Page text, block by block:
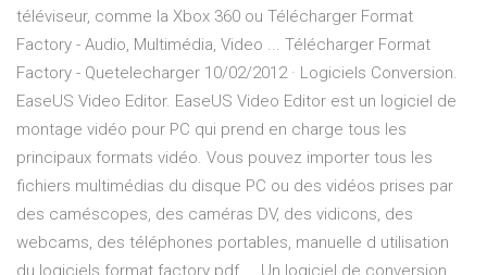
téléviseur, comme la Xbox 360 ou Télécharger Format
Factory - Audio, Multimédia, Video ... Télécharger Format
Factory - Quetelecharger 10/02/2012 · Logiciels Conversion.
EaseUS Video Editor. EaseUS Video Editor est un logiciel de
montage vidéo pour PC qui prend en charge tous les
principaux formats vidéo. Vous pouvez importer tous les
fichiers multimédias du disque PC ou des vidéos prises par
des caméscopes, des caméras DV, des vidicons, des
webcams, des téléphones portables, manuelle d utilisation